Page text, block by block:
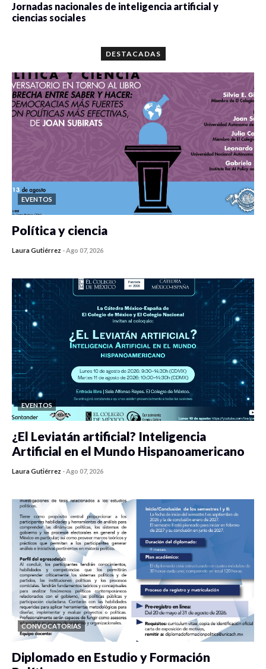
Jornadas nacionales de inteligencia artificial y
ciencias sociales
DESTACADAS
EVENTOS
Política y ciencia
Laura Gutiérrez -Ago 07, 2026
EVENTOS
¿El Leviatán artificial? Inteligencia
Artificial en el Mundo Hispanoamericano
Laura Gutiérrez -Ago 07, 2026
CONVOCATORIAS
Diplomado en Estudio y Formación